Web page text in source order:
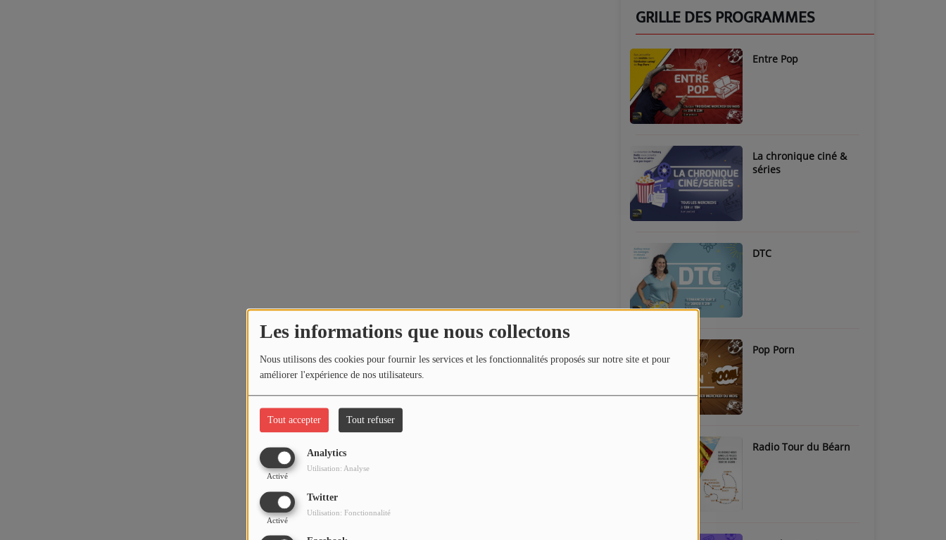
Les informations que nous collectons
Nous utilisons des cookies pour fournir les services et les fonctionnalités proposés sur notre site et pour
améliorer l'expérience de nos utilisateurs.
Tout accepter Tout refuser
Analytics
Activé
Utilisation: Analyse
Twitter
Activé
Utilisation: Fonctionnalité
GRILLE DES PROGRAMMES
Entre Pop
La chronique ciné &
séries
DTC
Pop Porn
Radio Tour du Béarn